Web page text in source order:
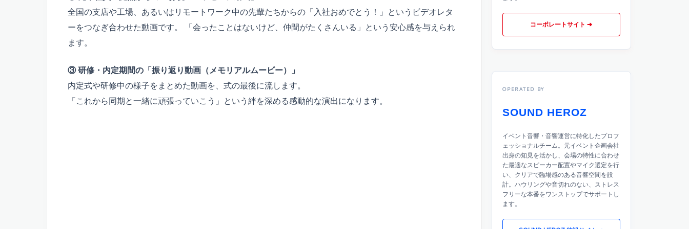
全国の支店や工場、あるいはリモートワーク中の先輩たちからの「入社おめでとう！」というビデオレタ
ーをつなぎ合わせた動画です。 「会ったことはないけど、仲間がたくさんいる」という安心感を与えられ
ます。
③ 研修・内定期間の「振り返り動画（メモリアルムービー）」
内定式や研修中の様子をまとめた動画を、式の最後に流します。
「これから同期と一緒に頑張っていこう」という絆を深める感動的な演出になります。
コーポレートサイト ➔
OPERATED BY
SOUND HEROZ
イベント音響・音響運営に特化したプロフ
ェッショナルチーム。元イベント企画会社
出身の知見を活かし、会場の特性に合わせ
た最適なスピーカー配置やマイク選定を行
い、クリアで臨場感のある音響空間を設
計。ハウリングや音切れのない、ストレス
フリーな本番をワンストップでサポートし
ます。